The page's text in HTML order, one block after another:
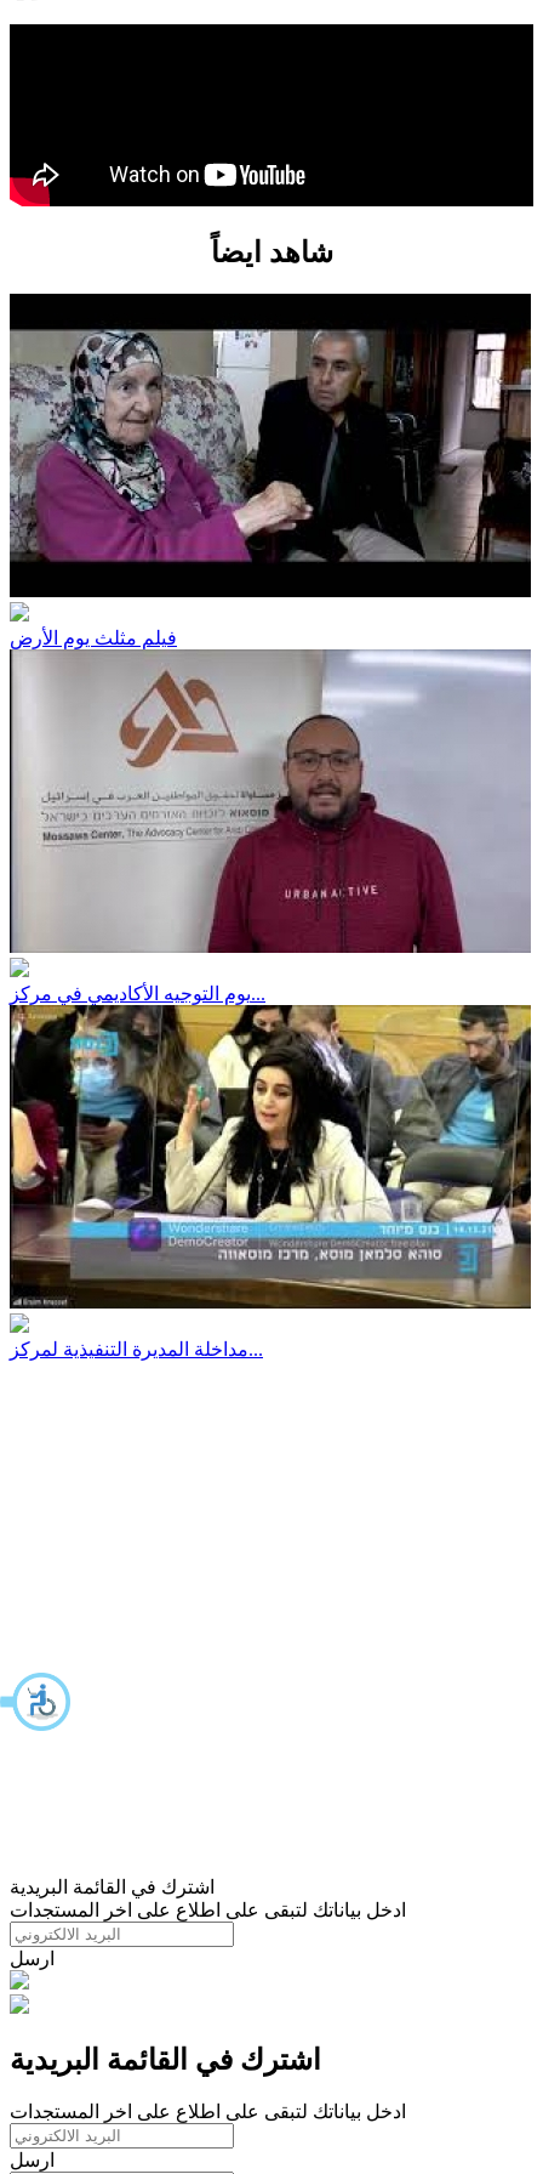
شاهد ايضاً
فيلم مثلث يوم الأرض
يوم التوجيه الأكاديمي في مركز...
مداخلة المديرة التنفيذية لمركز...
اشترك في القائمة البريدية
ادخل بياناتك لتبقى على اطلاع على اخر المستجدات
ارسل
اشترك في القائمة البريدية
ادخل بياناتك لتبقى على اطلاع على اخر المستجدات
ارسل